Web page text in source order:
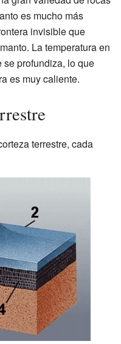
es mucho más
invisible que
La temperatura en
se profundiza, lo que
es muy caliente.
terrestre, cada